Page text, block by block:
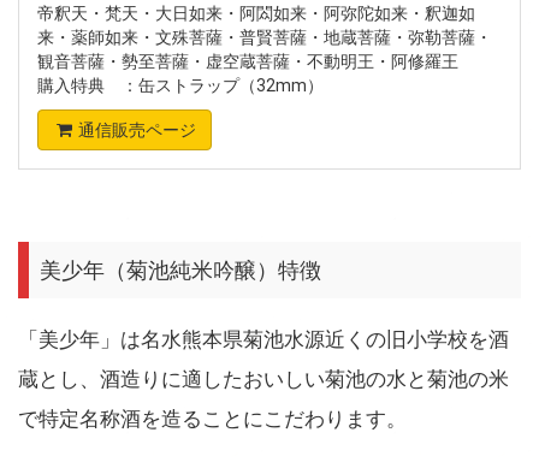
帝釈天・梵天・大日如来・阿閦如来・阿弥陀如来・釈迦如
来・薬師如来・文殊菩薩・普賢菩薩・地蔵菩薩・弥勒菩薩・
観音菩薩・勢至菩薩・虚空蔵菩薩・不動明王・阿修羅王
購入特典 ：缶ストラップ（32mm）
通信販売ページ
美少年（菊池純米吟醸）特徴
「美少年」は名水熊本県菊池水源近くの旧小学校を酒
蔵とし、酒造りに適したおいしい菊池の水と菊池の米
で特定名称酒を造ることにこだわります。